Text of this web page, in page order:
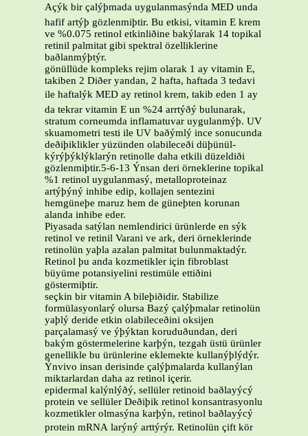
Açýk bir çalýþmada uygulanmasýnda MED unda
hafif artýþ gözlenmiþtir. Bu etkisi, vitamin E krem
ve %0.075 retinol etkinliðine bakýlarak 14 topikal
retinil palmitat gibi spektral özelliklerine
baðlanmýþtýr.
gönüllüde kompleks rejim olarak 1 ay vitamin E,
takiben 2 Diðer yandan, 2 hafta, haftada 3 tedavi
ile haftalýk MED ay retinol krem, takib eden 1 ay
da tekrar vitamin E un %24 arrtýðý bulunarak,
stratum corneumda inflamatuvar uygulanmýþ. UV
skuamometri testi ile UV baðýmlý ince sonucunda
deðiþiklikler yüzünden olabileceði düþünül-
kýrýþýklýklarýn retinolle daha etkili düzeldiði
gözlenmiþtir.5-6-13 Ýnsan deri örneklerine topikal
%1 retinol uygulanmasý, metalloproteinaz
artýþýný inhibe edip, kollajen sentezini
hemgüneþe maruz hem de güneþten korunan
alanda inhibe eder.
Piyasada satýlan nemlendirici ürünlerde en sýk
retinol ve retinil Varani ve ark, deri örneklerinde
retinolün yaþla azalan palmitat bulunmaktadýr.
Retinol þu anda kozmetikler için fibroblast
büyüme potansiyelini restimüle ettiðini
göstermiþtir.
seçkin bir vitamin A bileþiðidir. Stabilize
formülasyonlarý olursa Bazý çalýþmalar retinolün
yaþlý deride etkin olabileceðini oksijen
parçalamasý ve ýþýktan koruduðundan, deri
bakým göstermelerine karþýn, tezgah üstü ürünler
genellikle bu ürünlerine eklemekte kullanýþlýdýr.
Ýnvivo insan derisinde çalýþmalarda kullanýlan
miktarlardan daha az retinol içerir.
epidermal kalýnlýðý, sellüler retinoid baðlayýcý
protein ve sellüler Deðiþik retinol konsantrasyonlu
kozmetikler olmasýna karþýn, retinol baðlayýcý
protein mRNA larýný arttýrýr. Retinolün çift kör